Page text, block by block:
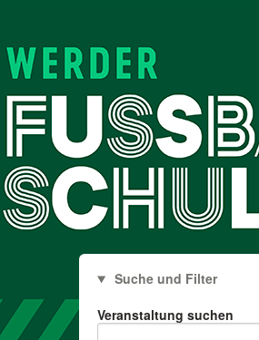
Suche und Filter
Veranstaltung suchen